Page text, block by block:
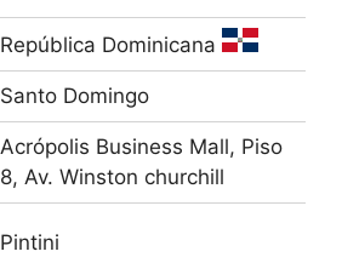
República Dominicana
Santo Domingo
Acrópolis Business Mall, Piso
8, Av. Winston churchill
Pintini